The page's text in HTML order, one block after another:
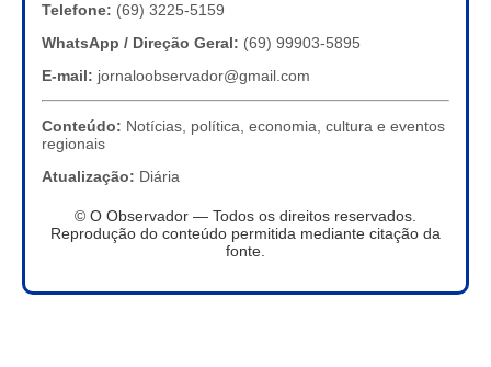
Telefone: (69) 3225-5159
WhatsApp / Direção Geral: (69) 99903-5895
E-mail: jornaloobservador@gmail.com
Conteúdo: Notícias, política, economia, cultura e eventos
regionais
Atualização: Diária
© O Observador — Todos os direitos reservados.
Reprodução do conteúdo permitida mediante citação da
fonte.